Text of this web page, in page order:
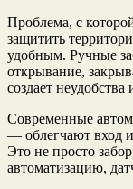
Проблема, с
защитить
удобным. Ручные
открывание,
создает
Современные
— облегчают вход
Это не просто
автоматизацию,